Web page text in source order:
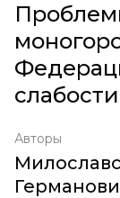
Авторы